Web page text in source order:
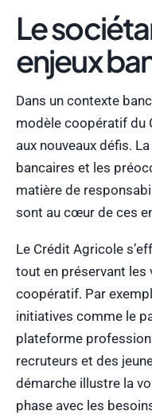
Le
enjeux
Dans un contexte
modèle coopératif du
aux nouveaux défis.
bancaires et les
matière de
sont au cœur de ces
Le Crédit Agricole
tout en préservant les
coopératif. Par
initiatives comme le
plateforme
recruteurs et des
démarche illustre la
phase avec les